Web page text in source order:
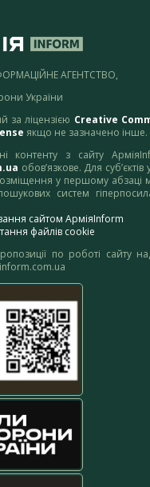
АГЕНТСТВО,
України
за ліцензією Creative
якщо не зазначено інше.
контенту з сайту
обов’язкове. Для
у першому абзаці
систем
сайтом АрміяInform
файлів cookie
по роботі сайту